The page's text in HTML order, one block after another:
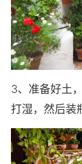
3、准备好土
打湿，然后装